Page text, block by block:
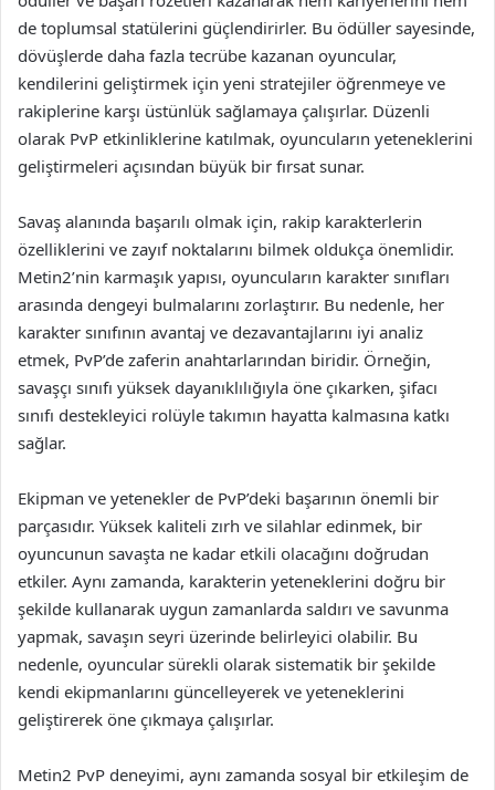
de toplumsal statülerini güçlendirirler. Bu ödüller sayesinde,
dövüşlerde daha fazla tecrübe kazanan oyuncular,
kendilerini geliştirmek için yeni stratejiler öğrenmeye ve
rakiplerine karşı üstünlük sağlamaya çalışırlar. Düzenli
olarak PvP etkinliklerine katılmak, oyuncuların yeteneklerini
geliştirmeleri açısından büyük bir fırsat sunar.
Savaş alanında başarılı olmak için, rakip karakterlerin
özelliklerini ve zayıf noktalarını bilmek oldukça önemlidir.
Metin2’nin karmaşık yapısı, oyuncuların karakter sınıfları
arasında dengeyi bulmalarını zorlaştırır. Bu nedenle, her
karakter sınıfının avantaj ve dezavantajlarını iyi analiz
etmek, PvP’de zaferin anahtarlarından biridir. Örneğin,
savaşçı sınıfı yüksek dayanıklılığıyla öne çıkarken, şifacı
sınıfı destekleyici rolüyle takımın hayatta kalmasına katkı
sağlar.
Ekipman ve yetenekler de PvP’deki başarının önemli bir
parçasıdır. Yüksek kaliteli zırh ve silahlar edinmek, bir
oyuncunun savaşta ne kadar etkili olacağını doğrudan
etkiler. Aynı zamanda, karakterin yeteneklerini doğru bir
şekilde kullanarak uygun zamanlarda saldırı ve savunma
yapmak, savaşın seyri üzerinde belirleyici olabilir. Bu
nedenle, oyuncular sürekli olarak sistematik bir şekilde
kendi ekipmanlarını güncelleyerek ve yeteneklerini
geliştirerek öne çıkmaya çalışırlar.
Metin2 PvP deneyimi, aynı zamanda sosyal bir etkileşim de